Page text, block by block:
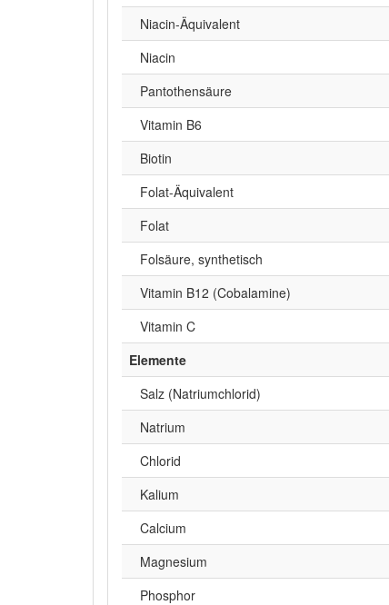
Niacin-Äquivalent
Niacin
Pantothensäure
Vitamin B6
Biotin
Folat-Äquivalent
Folat
Folsäure, synthetisch
Vitamin B12 (Cobalamine)
Vitamin C
Elemente
Salz (Natriumchlorid)
Natrium
Chlorid
Kalium
Calcium
Magnesium
Phosphor